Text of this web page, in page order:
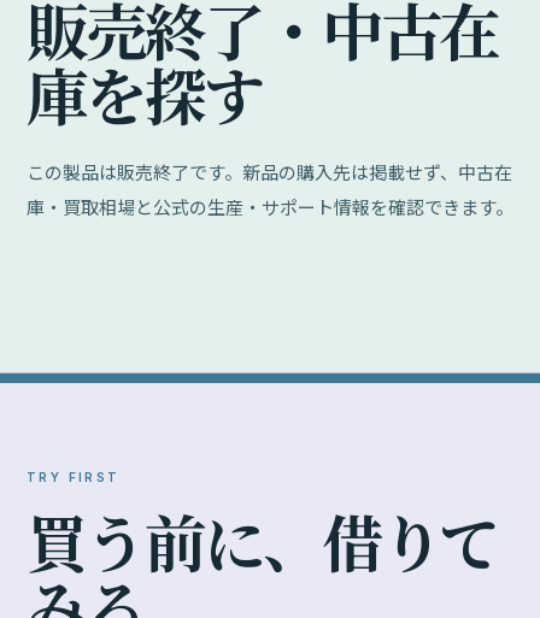
販売終了 ・ 中古在
庫を探す
この製品は販売終了です。新品の購入先は掲載せず、中古在
庫・買取相場と公式の生産・サポート情報を確認できます。
TRY FIRST
買う前に、 借りて